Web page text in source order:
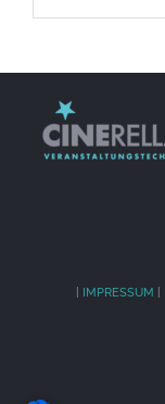
IMPRESSUM